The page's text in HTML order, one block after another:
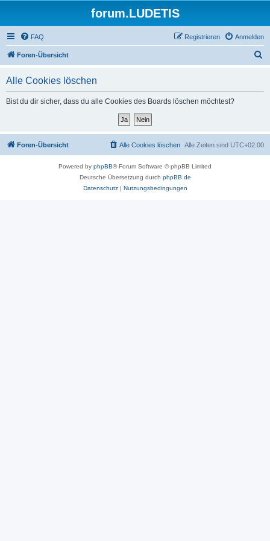
forum.LUDETIS
FAQ Anmelden
Registrieren
Foren-Übersicht
Alle Cookies löschen
Bist du dir sicher, dass du alle Cookies des Boards löschen möchtest?
Foren-Übersicht Alle Zeiten sind UTC+02:00
Alle Cookies löschen
Powered by phpBB® Forum Software © phpBB Limited
Deutsche Übersetzung durch phpBB.de
Datenschutz| Nutzungsbedingungen